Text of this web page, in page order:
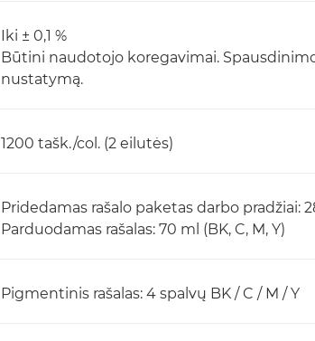
Iki ± 0,1 %
Būtini naudotojo koregavimai.
nustatymą.
1200 tašk./col. (2 eilutės)
Pridedamas rašalo paketas darbo pradžiai:
Parduodamas rašalas: 70 ml (BK, C, M, Y)
Pigmentinis rašalas: 4 spalvų BK / C / M / Y